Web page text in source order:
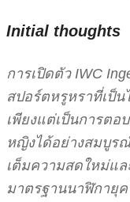
Initial thoughts
การเปิดตัว IWC
สปอร์ตหรูหราที่เป็
เพียงแต่เป็นการต
หญิงได้อย่างสมบูร
เต็มความสดใหม่แล
มาตรฐานนาฬิกายุ